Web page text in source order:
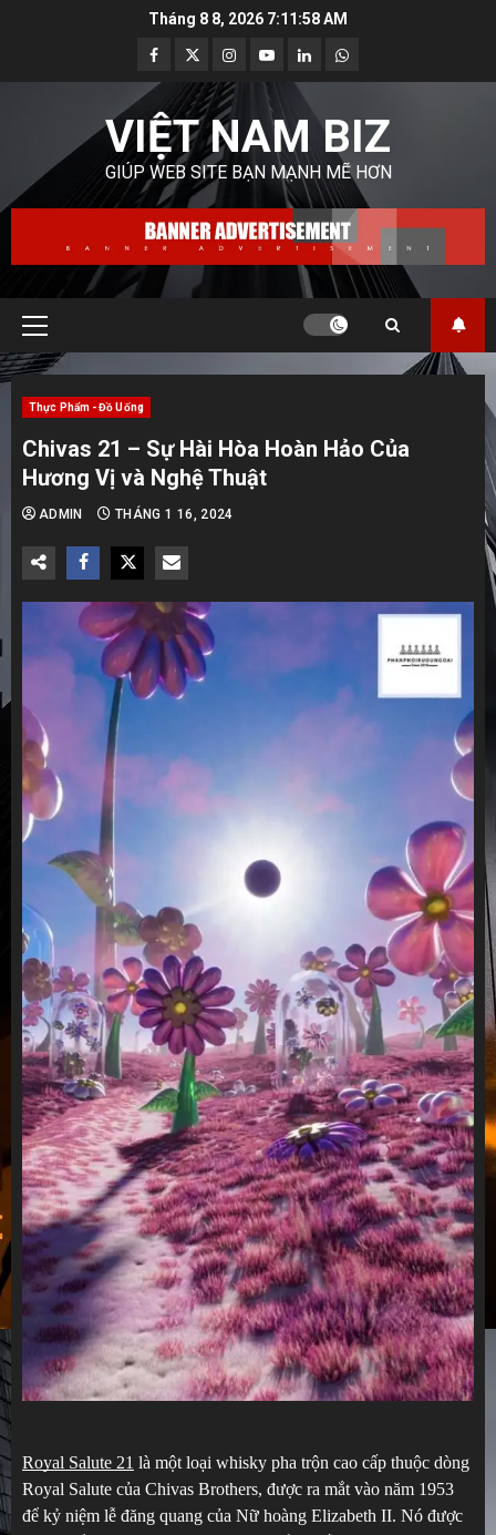
Tháng 8 8, 2026 7:11:59 AM
Facebook
TwitterInstagram
YoutubeLinkedinWhatsapp
VIỆT NAM BIZ
GIÚP WEB SITE BẠN MẠNH MẼ HƠN
Primary
Menu
Thực Phẩm - Đồ Uống
Chivas 21 – Sự Hài Hòa Hoàn Hảo Của
Hương Vị và Nghệ Thuật
ADMIN THÁNG 1 16, 2024
Royal Salute 21 là một loại whisky pha trộn cao cấp thuộc dòng
Royal Salute của Chivas Brothers, được ra mắt vào năm 1953
để kỷ niệm lễ đăng quang của Nữ hoàng Elizabeth II. Nó được